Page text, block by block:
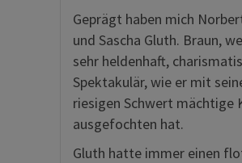
Geprägt haben mich
und Sascha Gluth. Braun,
sehr heldenhaft,
Spektakulär, wie er mit
riesigen Schwert mächtige
ausgefochten hat.
Gluth hatte immer einen